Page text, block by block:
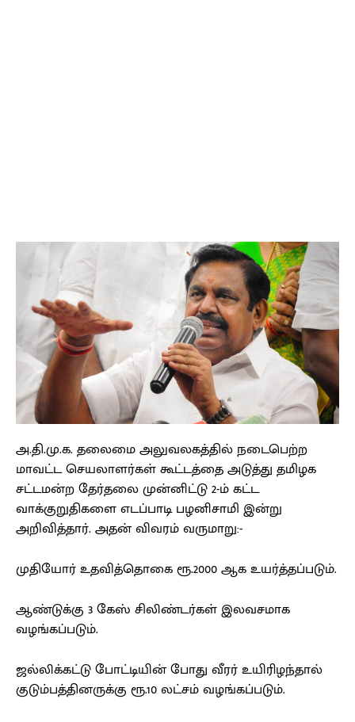
அ.தி.மு.க. தலைமை அலுவலகத்தில் நடைபெற்ற
மாவட்ட செயலாளர்கள் கூட்டத்தை அடுத்து தமிழக
சட்டமன்ற தேர்தலை முன்னிட்டு 2-ம் கட்ட
வாக்குறுதிகளை எடப்பாடி பழனிசாமி இன்று
அறிவித்தார். அதன் விவரம் வருமாறு:-
முதியோர் உதவித்தொகை ரூ.2000 ஆக உயர்த்தப்படும்.
ஆண்டுக்கு 3 கேஸ் சிலிண்டர்கள் இலவசமாக
வழங்கப்படும்.
ஜல்லிக்கட்டு போட்டியின் போது வீரர் உயிரிழந்தால்
குடும்பத்தினருக்கு ரூ.10 லட்சம் வழங்கப்படும்.